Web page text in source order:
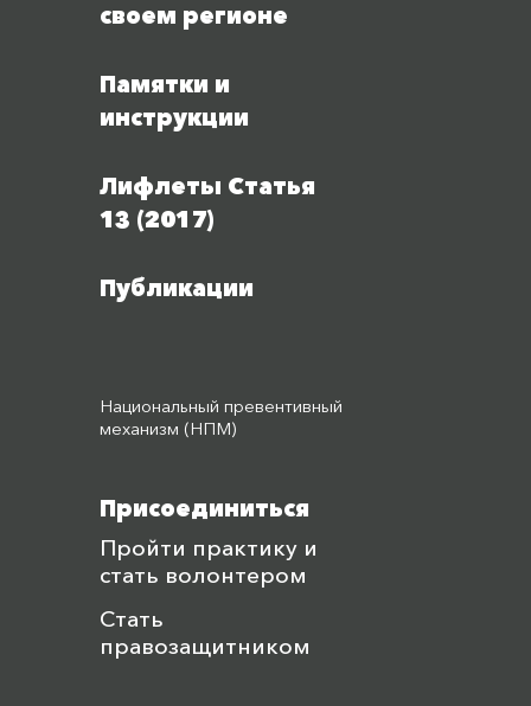
своем регионе
Памятки и
инструкции
Лифлеты Статья
13 (2017)
Публикации
Национальный превентивный
механизм (НПМ)
Присоединиться
Пройти практику и
стать волонтером
Стать
правозащитником